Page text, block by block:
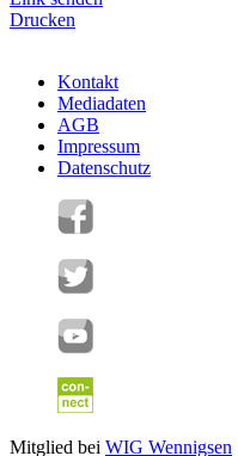
Drucken
Kontakt
Mediadaten
AGB
Impressum
Datenschutz
Mitglied bei WIG Wennigsen